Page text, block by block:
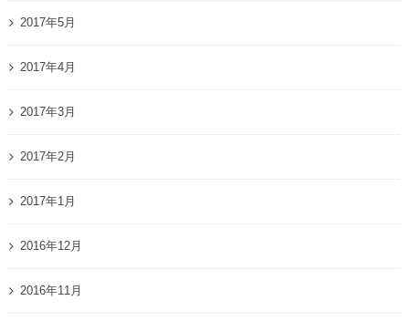
2017年5月
2017年4月
2017年3月
2017年2月
2017年1月
2016年12月
2016年11月